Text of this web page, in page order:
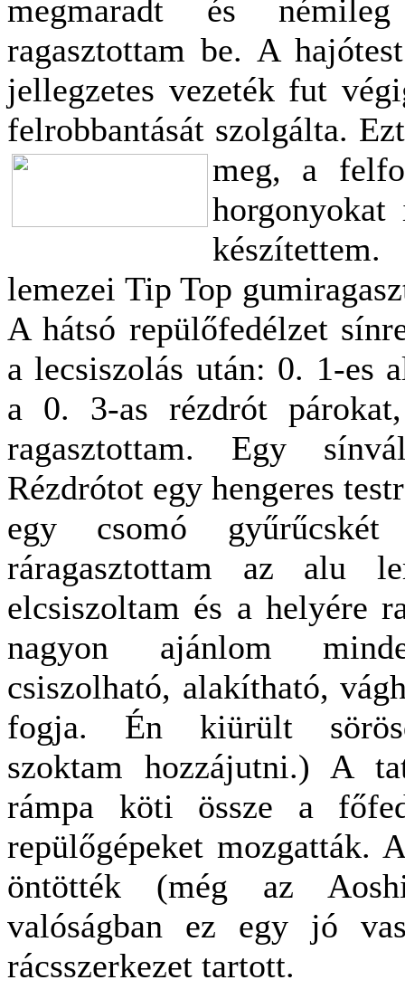
megmaradt és
ragasztottam be. A
jellegzetes vezeték fut
felrobbantását szolgálta.
meg, a
lemezei Tip Top
A hátsó repülőfedélzet
a lecsiszolás után: 0. 1-es
a 0. 3-as rézdrót
ragasztottam. Egy
Rézdrótot egy hengeres
egy csomó
ráragasztottam az alu
elcsiszoltam és a helyére
nagyon ajánlom
csiszolható, alakítható,
fogja. Én kiürült
szoktam hozzájutni.) A
rámpa köti össze a
repülőgépeket mozgatták.
öntötték (még az
valóságban ez egy jó
rácsszerkezet tartott.